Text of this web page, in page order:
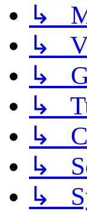
↳
↳
↳
↳
↳
↳
↳